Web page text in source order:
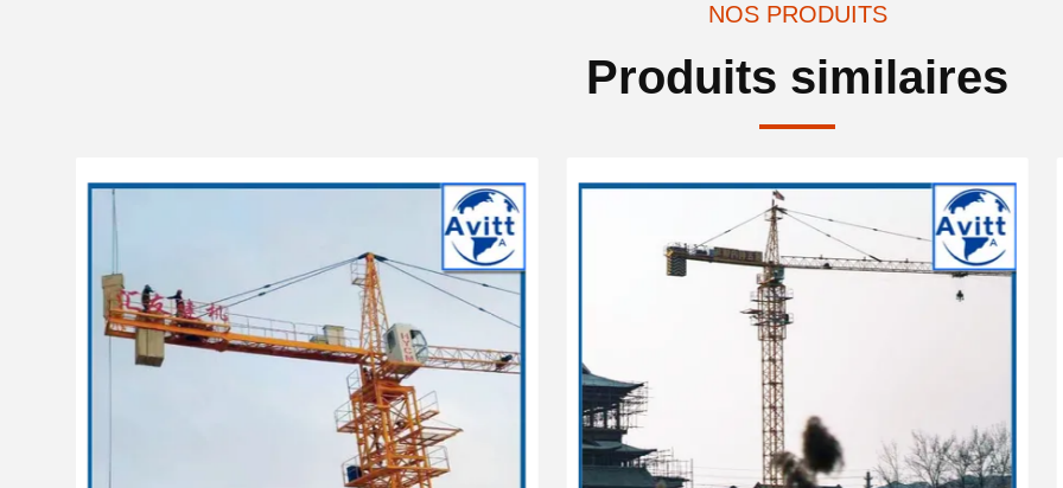
NOS PRODUITS
Produits similaires